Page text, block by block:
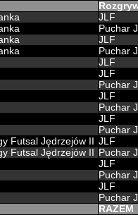
JLF
Puchar
JLF
Puchar
JLF
JLF
Puchar
JLF
Puchar
JLF
Puchar
Futsal Jędrzejów II
JLF
Futsal Jędrzejów II
Puchar
JLF
Puchar
JLF
Puchar
RAZEM